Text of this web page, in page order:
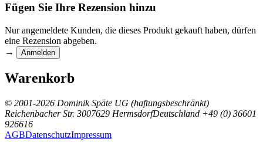
Fügen Sie Ihre Rezension hinzu
Nur angemeldete Kunden, die dieses Produkt gekauft haben, dürfen
eine Rezension abgeben.
→
Anmelden
Warenkorb
© 2001-2026 Dominik Späte UG (haftungsbeschränkt)
Reichenbacher Str. 3007629 HermsdorfDeutschland +49 (0) 36601
926616
AGBDatenschutzImpressum